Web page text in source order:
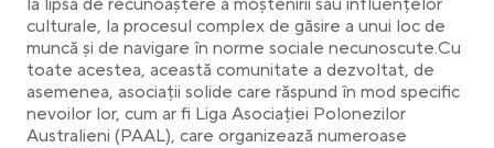
la lipsa de recunoaștere a moștenirii sau influențelor
culturale, la procesul complex de găsire a unui loc de
muncă și de navigare în norme sociale necunoscute.Cu
toate acestea, această comunitate a dezvoltat, de
asemenea, asociații solide care răspund în mod specific
nevoilor lor, cum ar fi Liga Asociației Polonezilor
Australieni (PAAL), care organizează numeroase